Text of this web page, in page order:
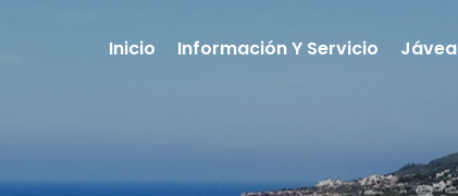
Inicio Información Y Servicio Jávea